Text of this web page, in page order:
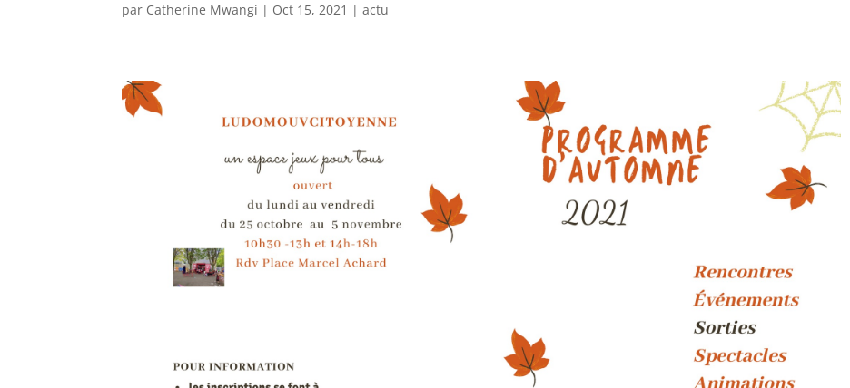
par Catherine Mwangi | Oct 15, 2021 |actu